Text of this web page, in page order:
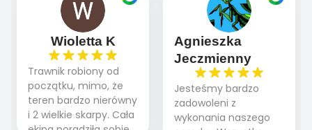
Wioletta K
Trawnik robiony od
początku, mimo, że
teren bardzo nierówny
i 2 wielkie skarpy. Cała
Agnieszka
Jeczmienny
Jesteśmy bardzo
zadowoleni z
wykonania naszego